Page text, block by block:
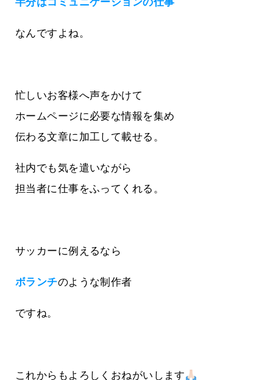
なんですよね。
忙しいお客様へ声をかけて
ホームページに必要な情報を集め
伝わる文章に加工して載せる。
社内でも気を遣いながら
担当者に仕事をふってくれる。
サッカーに例えるなら
ボランチのような制作者
ですね。
これからもよろしくおねがいします